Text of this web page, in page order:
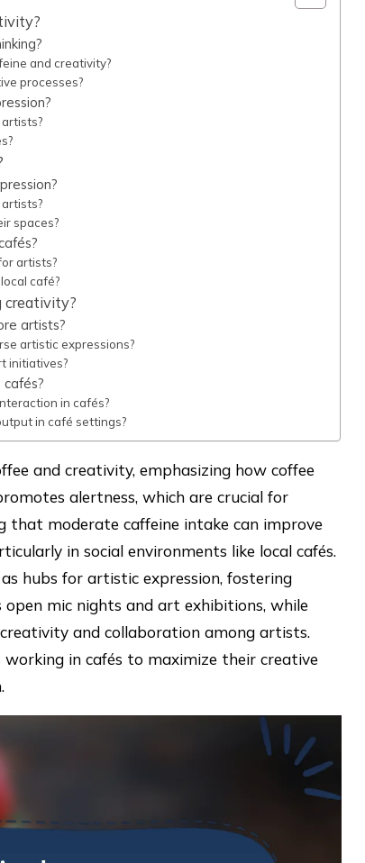
and creativity?
processes?
spaces?
artists?
café?
creativity?
artists?
artistic expressions?
initiatives?
in cafés?
in café settings?
and creativity, emphasizing how coffee
alertness, which are crucial for
that moderate caffeine intake can improve
in social environments like local cafés.
hubs for artistic expression, fostering
mic nights and art exhibitions, while
and collaboration among artists.
in cafés to maximize their creative